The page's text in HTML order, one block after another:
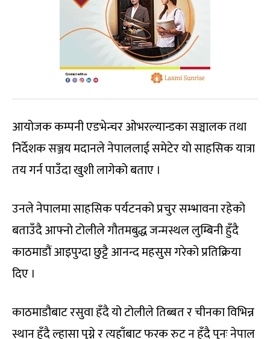
आयोजक कम्पनी एडभेन्चर ओभरल्यान्डका सञ्चालक तथा
निर्देशक सञ्जय मदानले नेपाललाई समेटेर यो साहसिक यात्रा
तय गर्न पाउँदा खुशी लागेको बताए ।
उनले नेपालमा साहसिक पर्यटनको प्रचुर सम्भावना रहेको
बताउँदै आफ्नो टोलीले गौतमबुद्ध जन्मस्थल लुम्बिनी हुँदै
काठमाडौं आइपुग्दा छुट्टै आनन्द महसुस गरेको प्रतिक्रिया
दिए ।
काठमाडौबाट रसुवा हँदै यो टोलीले तिब्बत र चीनका विभिन्न
स्थान हुँदै ल्हासा पुग्ने र त्यहाँबाट फरक रुट न हँदै पुनः नेपाल